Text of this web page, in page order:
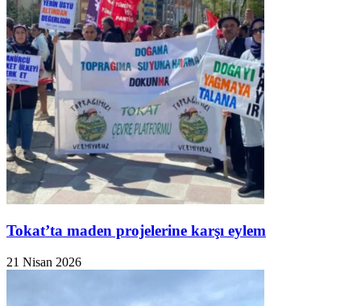
Tokat’ta maden projelerine karşı eylem
21 Nisan 2026